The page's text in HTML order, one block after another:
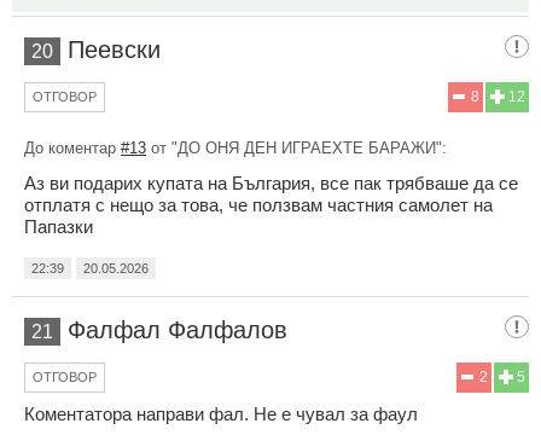
20 Пеевски
12
8
ОТГОВОР
До коментар #13 от "ДО ОНЯ ДЕН ИГРАЕХТЕ БАРАЖИ":
Аз ви подарих купата на България, все пак трябваше да се
отплатя с нещо за това, че ползвам частния самолет на
Папазки
22:39 20.05.2026
21 Фалфал Фалфалов
5
2
ОТГОВОР
Коментатора направи фал. Не е чувал за фаул